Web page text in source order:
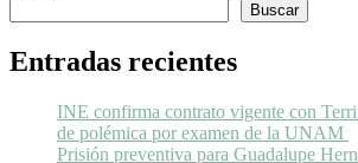
Buscar
Entradas recientes
INE confirma contrato vigente con
de polémica por examen de la UNAM
Prisión preventiva para Guadalupe